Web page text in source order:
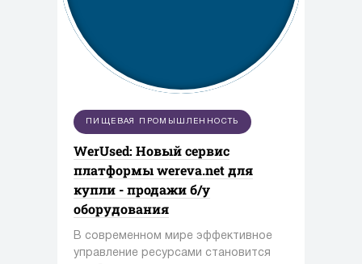
ПИЩЕВАЯ ПРОМЫШЛЕННОСТЬ
WerUsed: Новый сервис
платформы wereva.net для
купли - продажи б/у
оборудования
В современном мире эффективное
управление ресурсами становится